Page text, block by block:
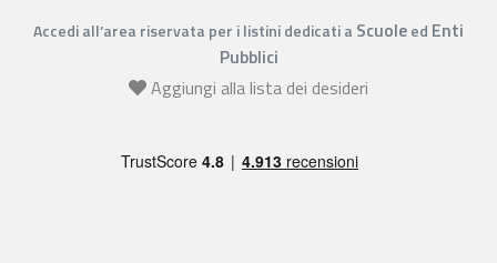
Accedi all’area riservata per i listini dedicati a Scuoleed Enti
Pubblici
Aggiungi alla lista dei desideri